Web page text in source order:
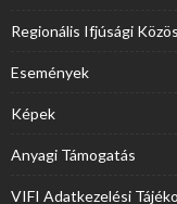
Regionális Ifjúsági
Események
Képek
Anyagi Támogatás
VIFI Adatkezelési